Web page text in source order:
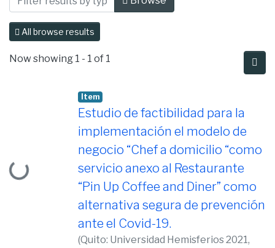
All browse results
Now showing 1 - 1 of 1
Loading...
Item
Estudio de factibilidad para la
implementación el modelo de
negocio “Chef a domicilio “como
servicio anexo al Restaurante
“Pin Up Coffee and Diner” como
alternativa segura de prevención
ante el Covid-19.
(Quito: Universidad Hemisferios 2021,